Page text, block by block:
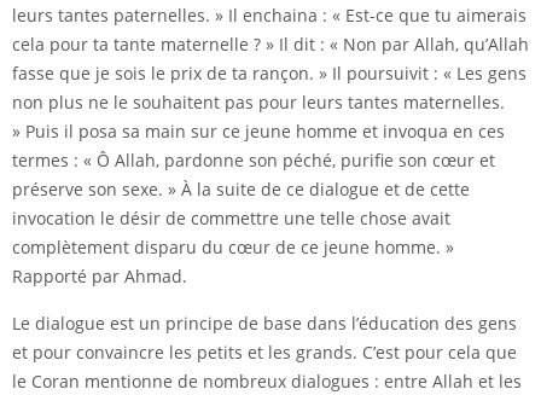
leurs tantes paternelles. » Il enchaina : « Est-ce que tu aimerais
cela pour ta tante maternelle ? » Il dit : « Non par Allah, qu’Allah
fasse que je sois le prix de ta rançon. » Il poursuivit : « Les gens
non plus ne le souhaitent pas pour leurs tantes maternelles.
» Puis il posa sa main sur ce jeune homme et invoqua en ces
termes : « Ô Allah, pardonne son péché, purifie son cœur et
préserve son sexe. » À la suite de ce dialogue et de cette
invocation le désir de commettre une telle chose avait
complètement disparu du cœur de ce jeune homme. »
Rapporté par Ahmad.
Le dialogue est un principe de base dans l’éducation des gens
et pour convaincre les petits et les grands. C’est pour cela que
le Coran mentionne de nombreux dialogues : entre Allah et les